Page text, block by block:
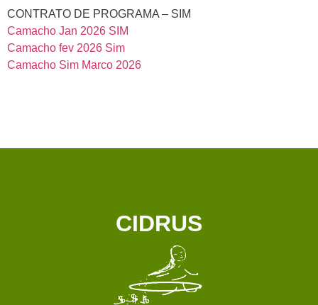
CONTRATO DE PROGRAMA – SIM
Camacho Jan 2026 SIM
Camacho fev 2026 Sim
Camacho Sim Marco 2026
CIDRUS